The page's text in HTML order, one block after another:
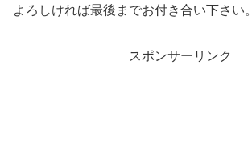
よろしければ最後までお付き合い下さい。
スポンサーリンク